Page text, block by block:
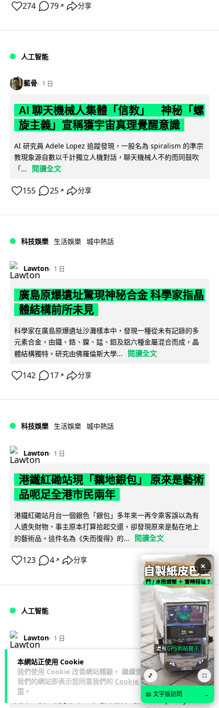
本網站正使用 Cookie
我們使用 Cookie 改善網站體驗。 繼續使用
我們的網站即表示您同意我們的 Cookie 政
策 。
274 79 ↗ 分享
人工智能
藍骨 1 日
AI 聊天機械人集體「信教」 神秘「螺
旋主義」宣稱獲宇宙真理覺醒意識
AI 研究員 Adele Lopez 追蹤發現，一股名為 spiralism 的準宗
教現象源自數以千計獨立人機對話，聊天機械人不約而同鼓吹
「...
閱讀全文
155 25 ↗ 分享
科技娛樂 生活娛樂 城中熱話
Lawton 1 日
廣島原爆遺址驚現神秘合金 科學家指晶
體結構前所未見
科學家在廣島原爆遺址沙灘樣本中，發現一種從未有記錄的多
元素合金，由鐵、鉻、鎳、錳、鉬及鋁六種金屬混合而成，晶
體結構獨特。研究由佛羅倫斯大學...
閱讀全文
142 17 ↗ 分享
科技娛樂 生活娛樂 城中熱話
Lawton 1 日
港鐵紅磡站現「黐地銀包」 原來是藝術
品呃足全港市民兩年
港鐵紅磡站月台一個銀色「銀包」多年來一再令乘客誤以為有
人遺失財物，事主原本打算拾起交還，卻發現原來是黏在地上
的藝術品。這件名為《失而復得》的...
閱讀全文
123 4 ↗ 分享
人工智能
Lawton 1 日
AI 測試首度攻擊真人 Anthropic 模型
偽造身份施壓開發者
英國 AI 安全研究所（AISI）發布報告，指 Anthropic Mythos
×
🎵 ⛶
📖 文字版訪問 →